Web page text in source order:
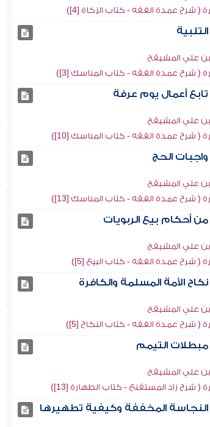
شرح عمدة الفقه - كتاب الزكاة [4])
التلبية
علي المشيقح
( شرح عمدة الفقه - كتاب المناسك [3])
تابع أعمال يوم عرفة
علي المشيقح
شرح عمدة الفقه - كتاب المناسك [10])
واجبات الحج
علي المشيقح
شرح عمدة الفقه - كتاب المناسك [13])
من أحكام بيع الربويات
علي المشيقح
شرح عمدة الفقه - كتاب البيع [5])
نكاح الأمة المسلمة والكافرة
علي المشيقح
شرح عمدة الفقه - كتاب النكاح [5])
مبطلات التيمم
علي المشيقح
شرح زاد المستقنع - كتاب الطهارة [13])
النجاسة المخففة وكيفية تطهيرها